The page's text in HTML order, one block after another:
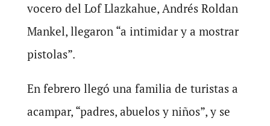
vocero del Lof Llazkahue, Andrés Roldan
Mankel, llegaron “a intimidar y a mostrar
pistolas”.
En febrero llegó una familia de turistas a
acampar, “padres, abuelos y niños”, y se